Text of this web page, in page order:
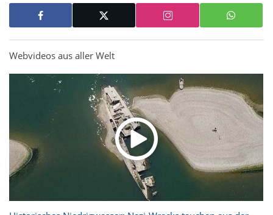
Webvideos aus aller Welt